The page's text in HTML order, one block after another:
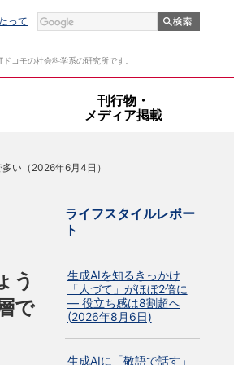
って
コモの社会科学系の研究所です。
刊行物・
メディア掲載
い（2026年6月4日）
う
で
ライフスタイルレポー
ト
生成AIを知るきっかけ
「人づて」がほぼ2倍に
― 役立ち感は8割超へ
(2026年8月6日)
生成AIに「敬語で話す」